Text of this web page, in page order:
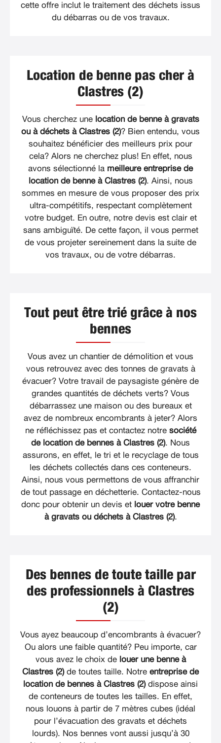
cette offre inclut le traitement des déchets issus
du débarras ou de vos travaux.
Location de benne pas cher à
Clastres (2)
Vous cherchez une location de benne à gravats
ou à déchets à Clastres (2)? Bien entendu, vous
souhaitez bénéficier des meilleurs prix pour
cela? Alors ne cherchez plus! En effet, nous
avons sélectionné la meilleure entreprise de
location de benne à Clastres (2). Ainsi, nous
sommes en mesure de vous proposer des prix
ultra-compétitifs, respectant complètement
votre budget. En outre, notre devis est clair et
sans ambiguïté. De cette façon, il vous permet
de vous projeter sereinement dans la suite de
vos travaux, ou de votre débarras.
Tout peut être trié grâce à nos
bennes
Vous avez un chantier de démolition et vous
vous retrouvez avec des tonnes de gravats à
évacuer? Votre travail de paysagiste génère de
grandes quantités de déchets verts? Vous
débarrassez une maison ou des bureaux et
avez de nombreux encombrants à jeter? Alors
ne réfléchissez pas et contactez notre société
de location de bennes à Clastres (2). Nous
assurons, en effet, le tri et le recyclage de tous
les déchets collectés dans ces conteneurs.
Ainsi, nous vous permettons de vous affranchir
de tout passage en déchetterie. Contactez-nous
donc pour obtenir un devis et louer votre benne
à gravats ou déchets à Clastres (2).
Des bennes de toute taille par
des professionnels à Clastres
(2)
Vous ayez beaucoup d’encombrants à évacuer?
Ou alors une faible quantité? Peu importe, car
vous avez le choix de louer une benne à
Clastres (2)de toutes taille. Notre entreprise de
location de bennes à Clastres (2)dispose ainsi
de conteneurs de toutes les tailles. En effet,
nous louons à partir de 7 mètres cubes (idéal
pour l’évacuation des gravats et déchets
lourds). Nos bennes vont aussi jusqu’à 30